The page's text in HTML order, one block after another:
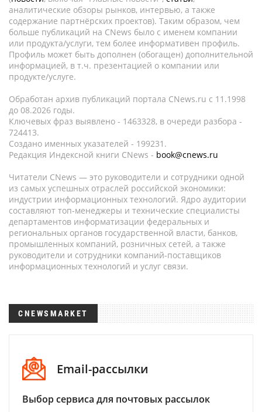
аналитические обзоры рынков, интервью, а также
содержание партнёрских проектов). Таким образом, чем
больше публикаций на CNews было с именем компании
или продукта/услуги, тем более информативен профиль.
Профиль может быть дополнен (обогащен) дополнительной
информацией, в т.ч. презентацией о компании или
продукте/услуге.
Обработан архив публикаций портала CNews.ru c 11.1998
до 08.2026 годы.
Ключевых фраз выявлено - 1463328, в очереди разбора -
724413.
Создано именных указателей - 199231.
Редакция Индексной книги CNews - book@cnews.ru
Читатели CNews — это руководители и сотрудники одной
из самых успешных отраслей российской экономики:
индустрии информационных технологий. Ядро аудитории
составляют топ-менеджеры и технические специалисты
департаментов информатизации федеральных и
региональных органов государственной власти, банков,
промышленных компаний, розничных сетей, а также
руководители и сотрудники компаний-поставщиков
информационных технологий и услуг связи.
CNEWSMARKET
Email-рассылки
Выбор сервиса для почтовых рассылок